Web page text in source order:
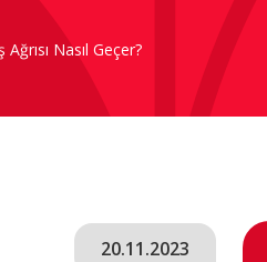
Ağrısı Nasıl Geçer?
20.11.2023